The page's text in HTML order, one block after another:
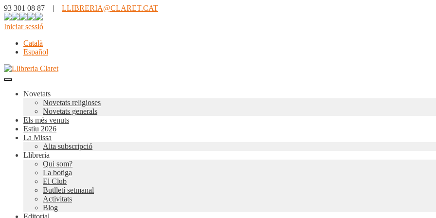
93 301 08 87 | LLIBRERIA@CLARET.CAT
Iniciar sessió
Català
Español
Novetats
Novetats religioses
Novetats generals
Els més venuts
Estiu 2026
La Missa
Alta subscripció
Llibreria
Qui som?
La botiga
El Club
Butlletí setmanal
Activitats
Blog
Editorial